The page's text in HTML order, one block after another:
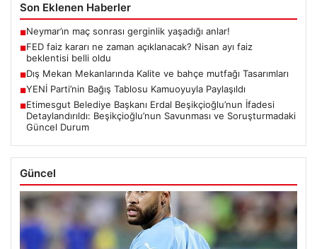
Son Eklenen Haberler
■Neymar’ın maç sonrası gerginlik yaşadığı anlar!
■FED faiz kararı ne zaman açıklanacak? Nisan ayı faiz
beklentisi belli oldu
■Dış Mekan Mekanlarında Kalite ve bahçe mutfağı Tasarımları
■YENİ Parti’nin Bağış Tablosu Kamuoyuyla Paylaşıldı
■Etimesgut Belediye Başkanı Erdal Beşikçioğlu’nun İfadesi
Detaylandırıldı: Beşikçioğlu’nun Savunması ve Soruşturmadaki
Güncel Durum
Güncel